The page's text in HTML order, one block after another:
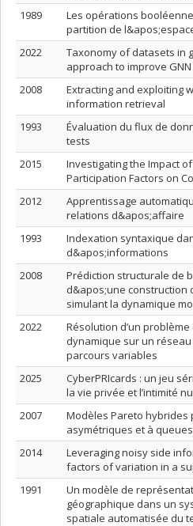
1989
Les opérations
partition de
2022
Taxonomy of datasets in
approach to improve
2008
Extracting and exploiting
information retrieval
1993
Évaluation du flux de
tests
2015
Investigating the Impact
Participation Factors on
2012
Apprentissage
relations d&apos;affaire
1993
Indexation syntaxique
d&apos;informations
2008
Prédiction structurale de
d&apos;une construction
simulant la dynamique
2022
Résolution d’un
dynamique sur un
parcours variables
2025
CyberPRIcards : un jeu
la vie privée et l’intimité
2007
Modèles Pareto hybrides
asymétriques et à
2014
Leveraging noisy side
factors of variation in a
1991
Un modèle de
géographique dans un
spatiale automatisée du